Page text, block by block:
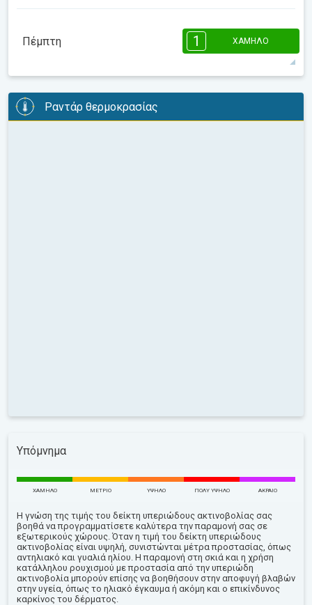
14:00 16:00 18:00
18:20 10°
Πέμπτη 1 ΧΑΜΗΛΌ
08:00
11°
Ραντάρ θερμοκρασίας
Υπόμνημα
ΧΑΜΗΛΌ ΜΈΤΡΙΟ ΥΨΗΛΌ ΠΟΛΎ ΥΨΗΛΌ ΑΚΡΑΊΟ
Η γνώση της τιμής του δείκτη υπεριώδους ακτινοβολίας σας
βοηθά να προγραμματίσετε καλύτερα την παραμονή σας σε
εξωτερικούς χώρους. Όταν η τιμή του δείκτη υπεριώδους
ακτινοβολίας είναι υψηλή, συνιστώνται μέτρα προστασίας, όπως
αντηλιακό και γυαλιά ηλίου. Η παραμονή στη σκιά και η χρήση
κατάλληλου ρουχισμού με προστασία από την υπεριώδη
ακτινοβολία μπορούν επίσης να βοηθήσουν στην αποφυγή βλαβών
στην υγεία, όπως το ηλιακό έγκαυμα ή ακόμη και ο επικίνδυνος
καρκίνος του δέρματος.